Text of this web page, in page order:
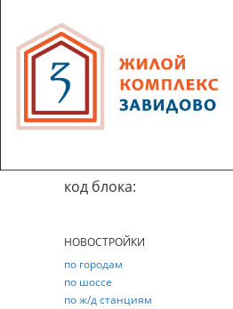
код блока:
НОВОСТРОЙКИ
по городам
по шоссе
по ж/д станциям